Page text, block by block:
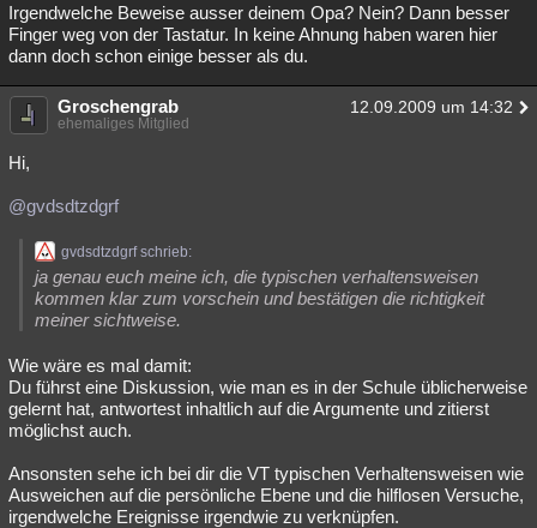
Irgendwelche Beweise ausser deinem Opa? Nein? Dann besser
Finger weg von der Tastatur. In keine Ahnung haben waren hier
dann doch schon einige besser als du.
Groschengrab 12.09.2009 um 14:32
ehemaliges Mitglied
Hi,
@gvdsdtzdgrf
gvdsdtzdgrf schrieb:
ja genau euch meine ich, die typischen verhaltensweisen
kommen klar zum vorschein und bestätigen die richtigkeit
meiner sichtweise.
Wie wäre es mal damit:
Du führst eine Diskussion, wie man es in der Schule üblicherweise
gelernt hat, antwortest inhaltlich auf die Argumente und zitierst
möglichst auch.
Ansonsten sehe ich bei dir die VT typischen Verhaltensweisen wie
Ausweichen auf die persönliche Ebene und die hilflosen Versuche,
irgendwelche Ereignisse irgendwie zu verknüpfen.